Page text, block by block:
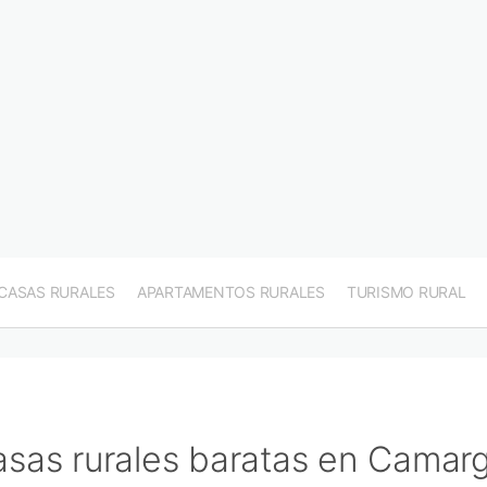
RURALES APARTAMENTOS RURALES TURISMO RURAL
rurales baratas en